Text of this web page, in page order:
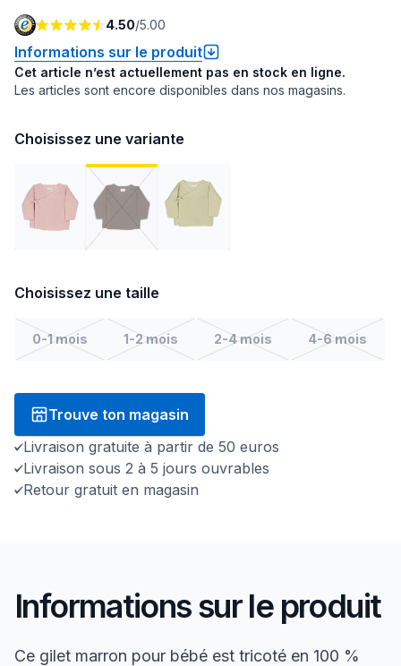
4.50/5.00
Informations sur le produit
Cet article n’est actuellement pas en stock en ligne.
Les articles sont encore disponibles dans nos magasins.
Choisissez une variante
Choisissez une taille
0-1 mois 1-2 mois 2-4 mois 4-6 mois
Trouve ton magasin
Livraison gratuite à partir de 50 euros
Livraison sous 2 à 5 jours ouvrables
Retour gratuit en magasin
Informations sur le produit
Ce gilet marron pour bébé est tricoté en 100 %